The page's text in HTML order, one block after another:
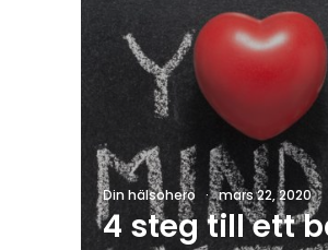
Din hälsohero · mars 22, 2020
4 steg till ett